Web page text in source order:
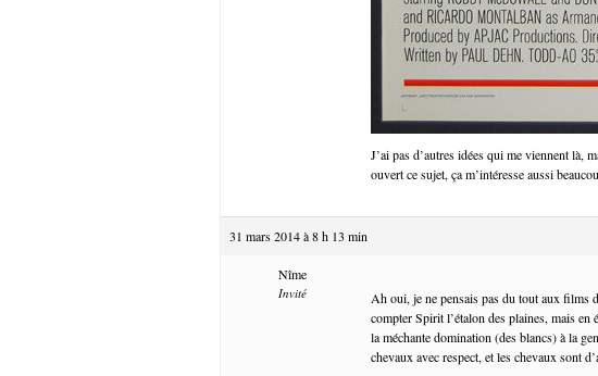
J’ai pas d’autres idées qui me viennent là,
ouvert ce sujet, ça m’intéresse aussi
31 mars 2014 à 8 h 13 min
Nîme
Invité
Ah oui, je ne pensais pas du tout aux films
compter Spirit l’étalon des plaines, mais
la méchante domination (des blancs) à la
chevaux avec respect, et les chevaux sont